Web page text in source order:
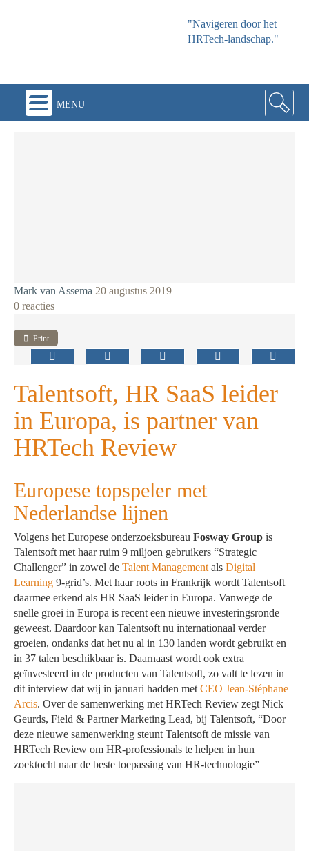
"Navigeren door het
HRTech-landschap."
menu
Mark van Assema 20 augustus 2019
0 reacties
Print
Talentsoft, HR SaaS leider
in Europa, is partner van
HRTech Review
Europese topspeler met
Nederlandse lijnen
Volgens het Europese onderzoeksbureauFosway Group is
Talentsoft met haar ruim 9 miljoen gebruikers “Strategic
Challenger” in zowel deTalent Management alsDigital
Learning 9-grid’s. Met haar roots in Frankrijk wordt Talentsoft
daarmee erkend als HR SaaS leider in Europa. Vanwege de
snelle groei in Europa is recent een nieuwe investeringsronde
geweest. Daardoor kan Talentsoft nu internationaal verder
groeien, ondanks dat het nu al in 130 landen wordt gebruikt en
in 37 talen beschikbaar is. Daarnaast wordt ook extra
geïnvesteerd in de producten van Talentsoft, zo valt te lezen in
dit interview dat wij in januari hadden metCEO Jean-Stéphane
Arcis. Over de samenwerking met HRTech Review zegt Nick
Geurds, Field & Partner Marketing Lead, bij Talentsoft, “Door
deze nieuwe samenwerking steunt Talentsoft de missie van
HRTech Review om HR-professionals te helpen in hun
zoektocht naar de beste toepassing van HR-technologie”